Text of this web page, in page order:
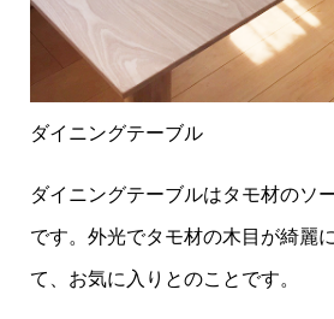
ダイニングテーブル
ダイニングテーブルはタモ材のソ
です。外光でタモ材の木目が綺麗
て、お気に入りとのことです。